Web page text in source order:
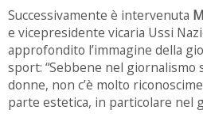
Successivamente è intervenuta
e vicepresidente vicaria Ussi
approfondito l’immagine della
sport: “Sebbene nel giornalismo
donne, non c’è molto
parte estetica, in particolare nel